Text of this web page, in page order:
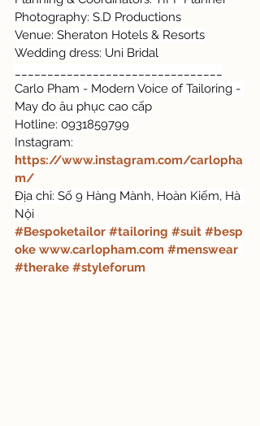
Photography: S.D Productions
Venue: Sheraton Hotels & Resorts
Wedding dress: Uni Bridal
Carlo Pham - Modern Voice of Tailoring -
May đo âu phục cao cấp
Hotline: 0931859799
Instagram:
https://www.instagram.com/carlopha
m/
Địa chỉ: Số 9 Hàng Mành, Hoàn Kiếm, Hà
Nội
#Bespoketailor #tailoring #suit #besp
oke www.carlopham.com #menswear
#therake #styleforum